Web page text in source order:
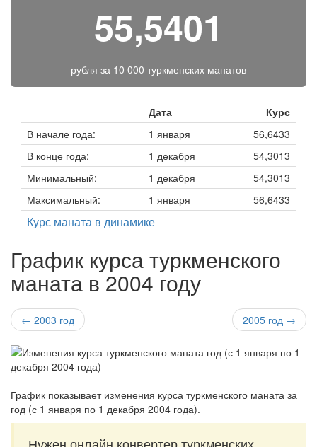
55,5401
рубля за 10 000 туркменских манатов
Дата
Курс
В начале года:
1 января
56,6433
В конце года:
1 декабря
54,3013
Минимальный:
1 декабря
54,3013
Максимальный:
1 января 56,6433
Курс маната в динамике
График курса туркменского
маната в 2004 году
← 2003 год 2005 год →
График показывает изменения курса туркменского маната за
год (с 1 января по 1 декабря 2004 года).